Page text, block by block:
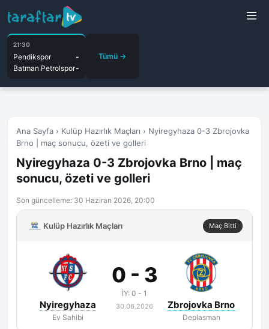
21:30
Pendikspor
-
Batman Petrolspor-
Tümü →
Ana Sayfa › Kulüp Hazırlık Maçları › Nyiregyhaza 0-3 Zbrojovka
Brno | maç sonucu, özeti ve golleri
Nyiregyhaza 0-3 Zbrojovka Brno | maç
sonucu, özeti ve golleri
Son güncelleme: 30 Haziran 2026, 20:00
Kulüp Hazırlık Maçları Maç Bitti
Nyiregyhaza
Ev Sahibi
0 - 3
İY: 0 - 1
30.06.2026 Zbrojovka Brno
Deplasman